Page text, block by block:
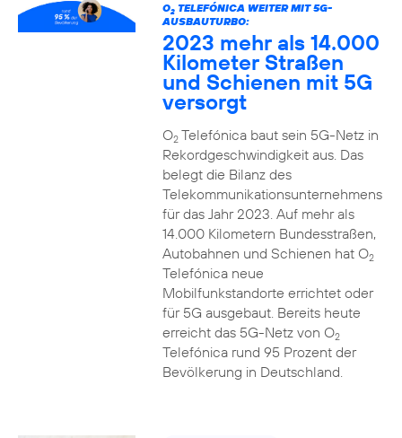
O2TELEFÓNICA WEITER MIT 5G-
AUSBAUTURBO:
2023 mehr als 14.000
Kilometer Straßen
und Schienen mit 5G
versorgt
O2Telefónica baut sein 5G-Netz in
Rekordgeschwindigkeit aus. Das
belegt die Bilanz des
Telekommunikationsunternehmens
für das Jahr 2023. Auf mehr als
14.000 Kilometern Bundesstraßen,
Autobahnen und Schienen hat O2
Telefónica neue
Mobilfunkstandorte errichtet oder
für 5G ausgebaut. Bereits heute
erreicht das 5G-Netz von O2
Telefónica rund 95 Prozent der
Bevölkerung in Deutschland.